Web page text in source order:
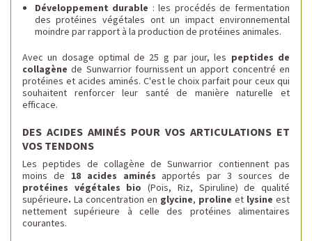
Développement durable : les procédés de fermentation
des protéines végétales ont un impact environnemental
moindre par rapport à la production de protéines animales.
Avec un dosage optimal de 25 g par jour, les peptides de
collagène de Sunwarrior fournissent un apport concentré en
protéines et acides aminés. C'est le choix parfait pour ceux qui
souhaitent renforcer leur santé de manière naturelle et
efficace.
DES ACIDES AMINÉS POUR VOS ARTICULATIONS ET
VOS TENDONS
Les peptides de collagène de Sunwarrior contiennent pas
moins de 18 acides aminés apportés par 3 sources de
protéines végétales bio (Pois, Riz, Spiruline) de qualité
supérieure. La concentration en glycine, proline et lysine est
nettement supérieure à celle des protéines alimentaires
courantes.